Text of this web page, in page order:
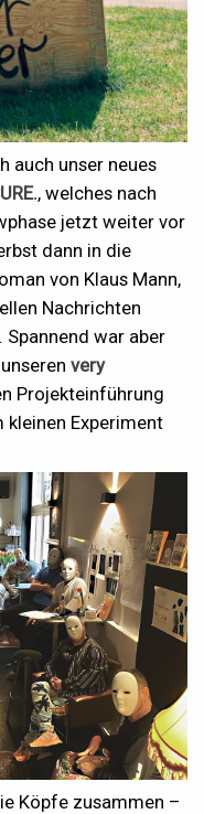
auch unser neues
, welches nach
jetzt weiter vor
dann in die
von Klaus Mann,
Nachrichten
Spannend war aber
very
Projekteinführung
kleinen Experiment
Köpfe zusammen –